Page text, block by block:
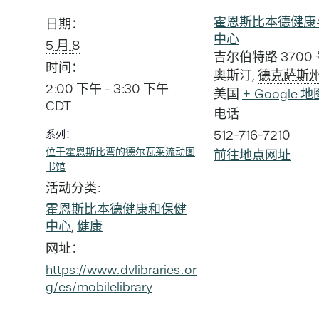
日期：
5 月 8
时间：
2:00 下午 - 3:30 下午
CDT
系列：
位于霍恩斯比弯的德尔瓦莱流动图
书馆
活动分类:
霍恩斯比本德健康和保健
中心 健康
网址：
https://www.dvlibraries.or
g/es/mobilelibrary
霍恩斯比本德健
中心
吉尔伯特路 3700
奥斯汀 德克萨斯州
美国 + Google 地
电话
512-716-7210
前往地点网址